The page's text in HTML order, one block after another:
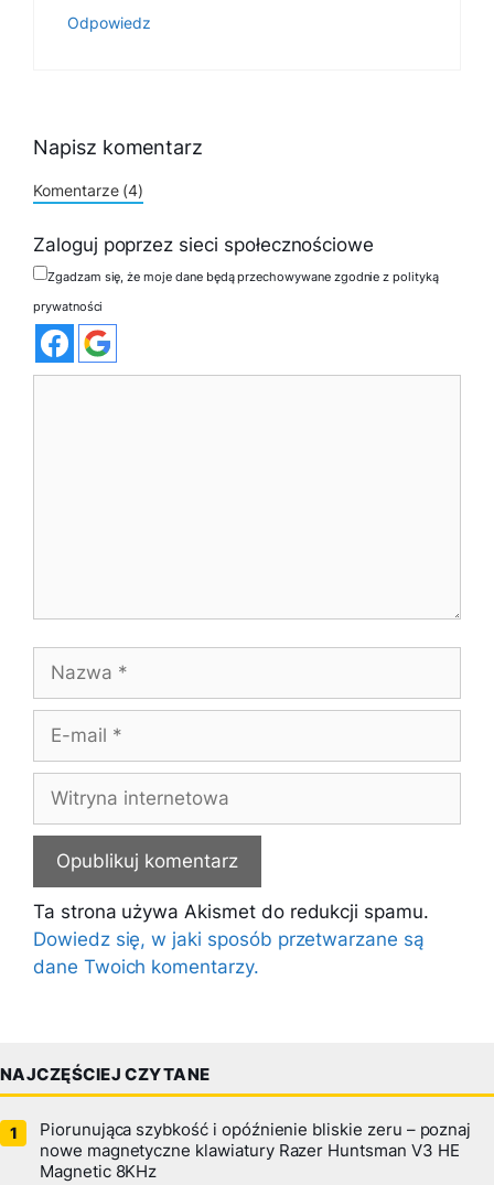
Odpowiedz
Napisz komentarz
Komentarze (4)
Zaloguj poprzez sieci społecznościowe
Zgadzam się, że moje dane będą przechowywane zgodnie z polityką
prywatności
Nazwa
Witryna
internetowa
Ta strona używa Akismet do redukcji spamu.
Dowiedz się, w jaki sposób przetwarzane są
dane Twoich komentarzy.
NAJCZĘŚCIEJ CZYTANE
Piorunująca szybkość i opóźnienie bliskie zeru – poznaj
nowe magnetyczne klawiatury Razer Huntsman V3 HE
Magnetic 8KHz